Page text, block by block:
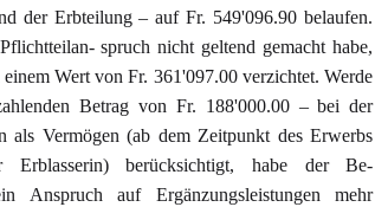
der Erbteilung – auf Fr. 549'096.90 belaufen.
spruch nicht geltend gemacht habe,
Wert von Fr. 361'097.00 verzichtet. Werde
Betrag von Fr. 188'000.00 – bei der
als Vermögen (ab dem Zeitpunkt des Erwerbs
berücksichtigt, habe der Be-
Anspruch auf Ergänzungsleistungen mehr